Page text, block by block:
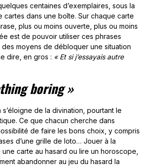
centaines d’exemplaires, sous la
cartes dans une boîte. Sur chaque carte
plus ou moins ouverte, plus ou moins
est de pouvoir utiliser ces phrases
moyens de débloquer une situation
dire, en gros : « Et si j’essayais autre
boring »
de la divination, pourtant le
Ce que chacun cherche dans
de faire les bons choix, y compris
d’une grille de loto… Jouer à la
carte au hasard ou lire un horoscope,
abandonner au jeu du hasard la